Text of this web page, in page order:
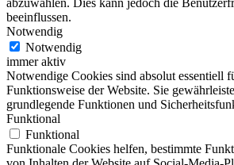
beeinflussen.
Notwendig
Notwendig
immer aktiv
Notwendige Cookies sind absolut essentiell
Funktionsweise der Website. Sie
grundlegende Funktionen und
Funktional
Funktional
Funktionale Cookies helfen, bestimmte